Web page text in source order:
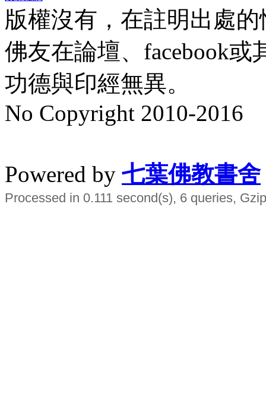
版權沒有，在註明出處
佛友在論壇、facebook
功德與印經無異。
No Copyright 2010-2016
Powered by 七葉佛教書舍
Processed in 0.111 second(s), 6 queries,